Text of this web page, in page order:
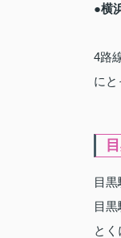
●横
4路
にと
目
目
とく